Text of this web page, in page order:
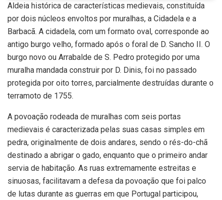
Aldeia histórica de características medievais, constituída
por dois núcleos envoltos por muralhas, a Cidadela e a
Barbacã. A cidadela, com um formato oval, corresponde ao
antigo burgo velho, formado após o foral de D. Sancho II. O
burgo novo ou Arrabalde de S. Pedro protegido por uma
muralha mandada construir por D. Dinis, foi no passado
protegida por oito torres, parcialmente destruídas durante o
terramoto de 1755.
A povoação rodeada de muralhas com seis portas
medievais é caracterizada pelas suas casas simples em
pedra, originalmente de dois andares, sendo o rés-do-chã
destinado a abrigar o gado, enquanto que o primeiro andar
servia de habitação. As ruas extremamente estreitas e
sinuosas, facilitavam a defesa da povoação que foi palco
de lutas durante as guerras em que Portugal participou,